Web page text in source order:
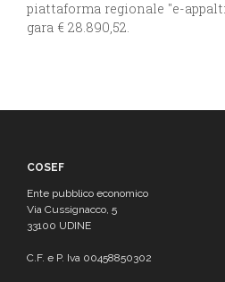
piattaforma regionale "e-
gara € 28.890,52.
COSEF
Ente pubblico economico
Via Cussignacco, 5
33100 UDINE
C.F. e P. Iva 00458850302